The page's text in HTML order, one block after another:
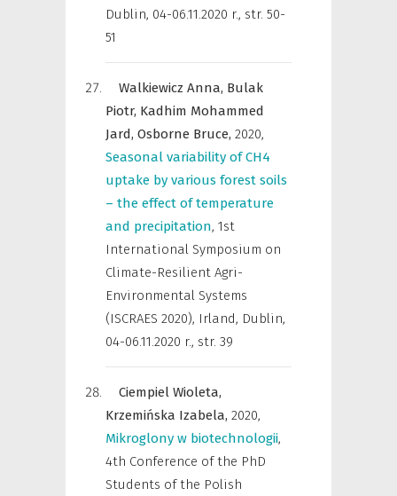
Dublin, 04-06.11.2020 r., str. 50-
51
Walkiewicz Anna, Bulak
Piotr, Kadhim Mohammed
Jard, Osborne Bruce, 2020,
Seasonal variability of CH4
uptake by various forest soils
– the effect of temperature
and precipitation, 1st
International Symposium on
Climate-Resilient Agri-
Environmental Systems
(ISCRAES 2020), Irland, Dublin,
04-06.11.2020 r., str. 39
Ciempiel Wioleta,
Krzemińska Izabela, 2020,
Mikroglony w biotechnologii,
4th Conference of the PhD
Students of the Polish